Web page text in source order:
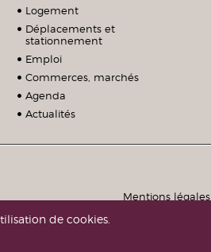
Logement
Déplacements et
stationnement
Emploi
Commerces, marchés
Agenda
Actualités
Mentions légales
de cookies.